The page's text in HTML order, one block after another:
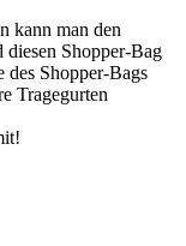
kann man den
diesen Shopper-Bag
des Shopper-Bags
Tragegurten